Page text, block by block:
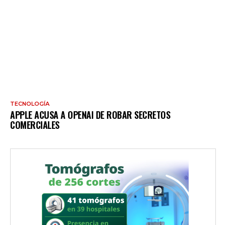
TECNOLOGÍA
APPLE ACUSA A OPENAI DE ROBAR SECRETOS
COMERCIALES